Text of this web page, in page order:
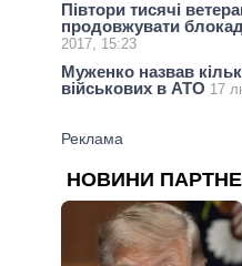
Півтори тисячі
продовжувати
2017, 15:23
Муженко назвав
військових в АТО 17